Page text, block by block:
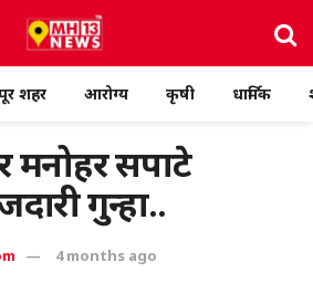
शहर आरोग्य कृषी धार्मिक
मनोहर सपाटे
गुन्हा..
4 months ago